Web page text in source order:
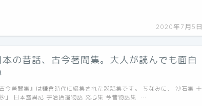
2020年7月5日
本の昔話、古今著聞集。大人が読んでも面白
今著聞集』は鎌倉時代に編集された説話集です。 ちなみに、 沙石集 十
」 日本霊異記 宇治拾遺物語 発心集 今昔物語集 …